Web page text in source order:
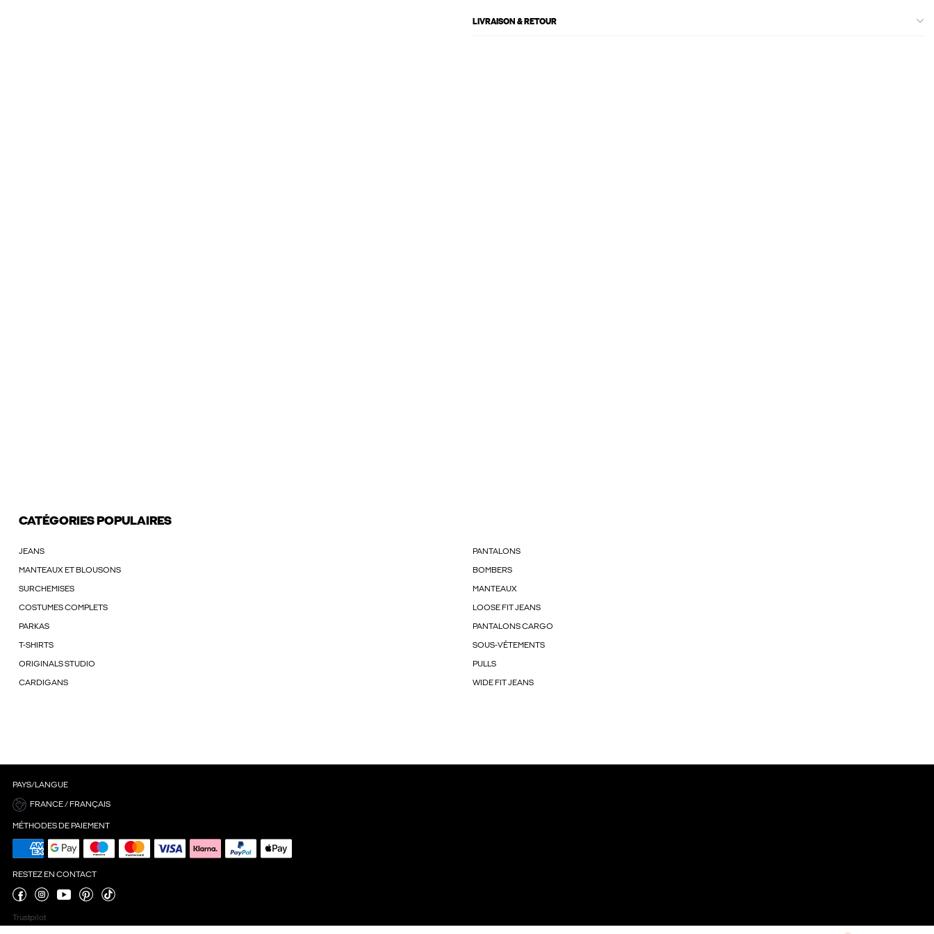
LIVRAISON & RETOUR
CATÉGORIES POPULAIRES
JEANS PANTALONS
MANTEAUX ET BLOUSONS BOMBERS
SURCHEMISES MANTEAUX
COSTUMES COMPLETS LOOSE FIT JEANS
PARKAS PANTALONS CARGO
T-SHIRTS SOUS-VÊTEMENTS
ORIGINALS STUDIO PULLS
CARDIGANS WIDE FIT JEANS
PAYS/LANGUE
FRANCE / FRANÇAIS
MÉTHODES DE PAIEMENT
RESTEZ EN CONTACT
Trustpilot